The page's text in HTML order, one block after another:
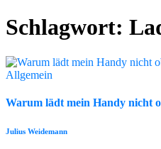
Schlagwort:
Allgemein
Warum lädt mein Handy nicht
Julius Weidemann